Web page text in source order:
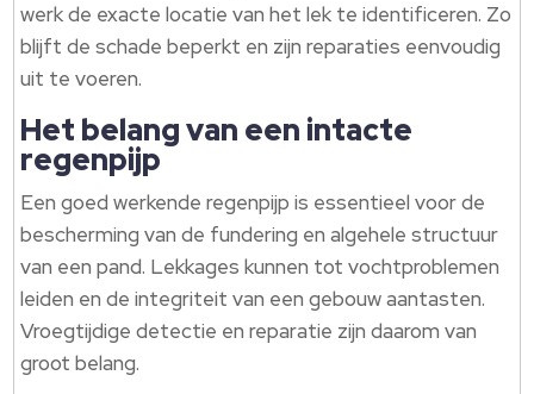
werk de exacte locatie van het lek te identificeren. Zo
blijft de schade beperkt en zijn reparaties eenvoudig
uit te voeren.
Het belang van een intacte
regenpijp
Een goed werkende regenpijp is essentieel voor de
bescherming van de fundering en algehele structuur
van een pand. Lekkages kunnen tot vochtproblemen
leiden en de integriteit van een gebouw aantasten.
Vroegtijdige detectie en reparatie zijn daarom van
groot belang.